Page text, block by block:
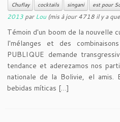
Chuflay cocktails singani est pour
2013 parLou(mis à jour 4718 il y a
Témoin d'un boom de la nouvelle
l'mélanges et des
PUBLIQUE demande
tendance et aderezamos nos
nationale de la Bolivie, el amis.
bebidas míticas […]